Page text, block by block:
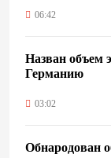
06:42
Назван объем
Германию
03:02
Обнародован